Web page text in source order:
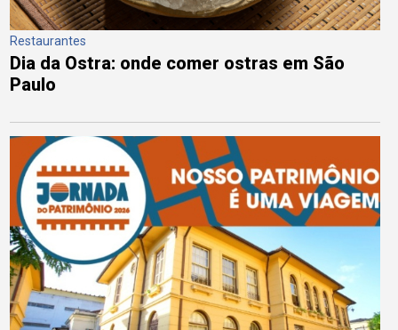
Restaurantes
Dia da Ostra: onde comer ostras em São
Paulo